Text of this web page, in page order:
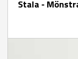
Stala -